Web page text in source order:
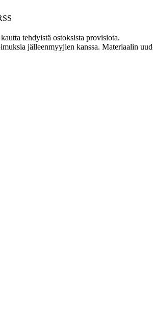
tehdyistä ostoksista provisiota.
jälleenmyyjien kanssa. Materiaalin